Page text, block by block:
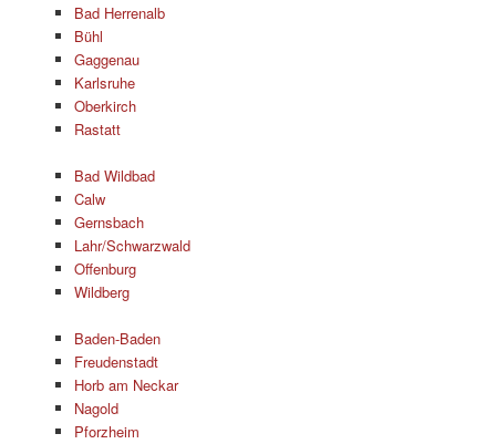
Bad Herrenalb
Bühl
Gaggenau
Karlsruhe
Oberkirch
Rastatt
Bad Wildbad
Calw
Gernsbach
Lahr/Schwarzwald
Offenburg
Wildberg
Baden-Baden
Freudenstadt
Horb am Neckar
Nagold
Pforzheim